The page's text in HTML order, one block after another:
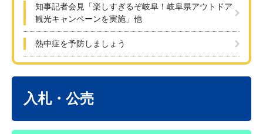
知事記者会見「楽しすぎるぞ岐阜！岐阜県アウトドア
観光キャンペーンを実施」他
熱中症を予防しましょう
入札・公売